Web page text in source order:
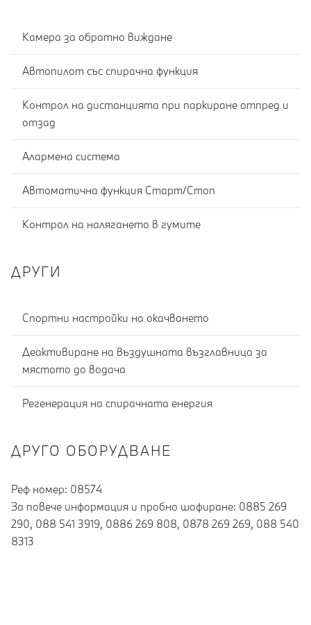
Камера за обратно виждане
Автопилот със спирачна функция
Контрол на дистанцията при паркиране отпред и
отзад
Алармена система
Автоматична функция Старт/Стоп
Контрол на налягането в гумите
ДРУГИ
Спортни настройки на окачването
Деактивиране на въздушната възглавница за
мястото до водача
Регенерация на спирачната енергия
ДРУГО ОБОРУДВАНЕ
Реф номер: 08574
За повече информация и пробно шофиране: 0885 269
290, 088 541 3919, 0886 269 808, 0878 269 269, 088 540
8313